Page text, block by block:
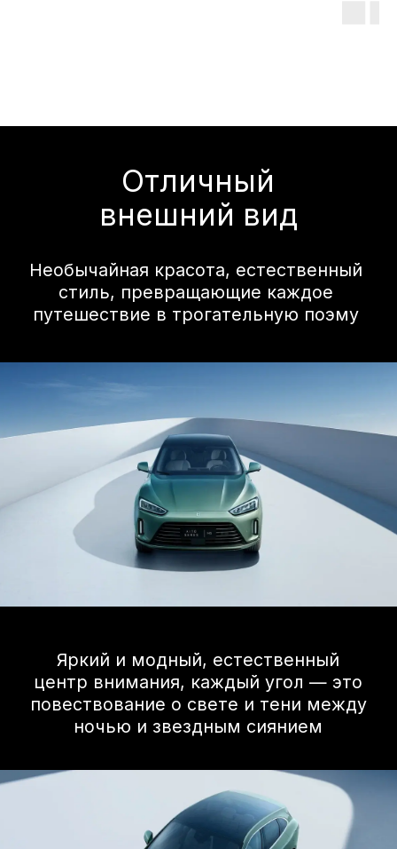
комфорта и позволяют наслаждаться
даже долгими поездками.
Технологии
Проекционный экран, мощная
поддержкой Apple CarPlay и Android
автовладельцев.